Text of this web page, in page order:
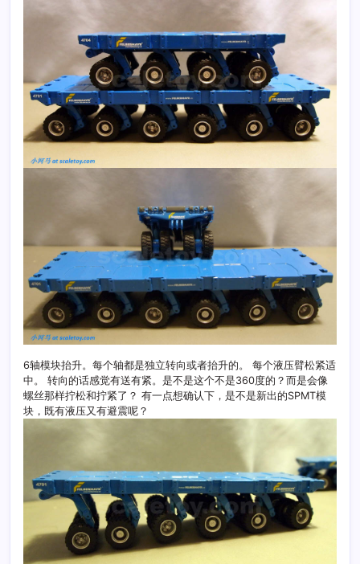
6轴模块抬升。每个轴都是独立转向或者抬升的。 每个液压臂松紧适
中。 转向的话感觉有送有紧。是不是这个不是360度的？而是会像
螺丝那样拧松和拧紧了？ 有一点想确认下，是不是新出的SPMT模
块，既有液压又有避震呢？